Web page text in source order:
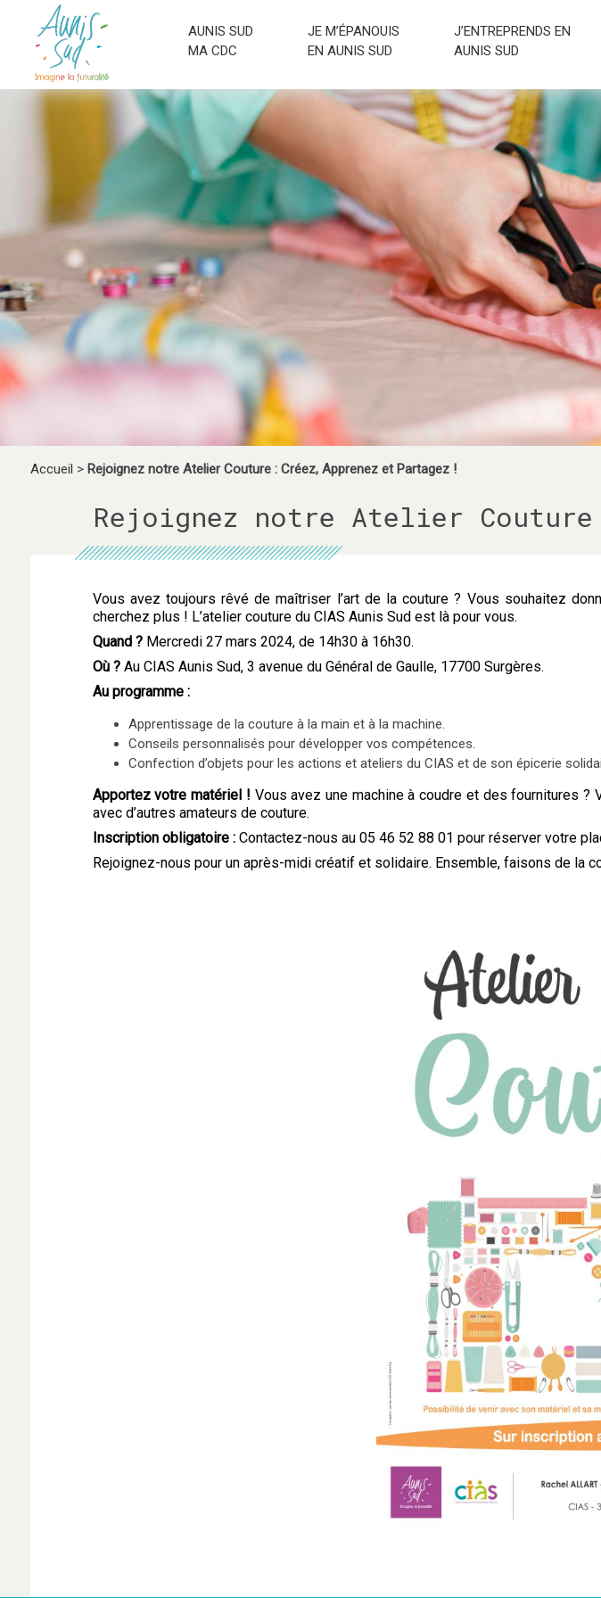
AUNIS SUD
MA CDC
JE M’ÉPANOUIS
EN AUNIS SUD
J’ENTREPRENDS EN
AUNIS SUD
Accueil > Rejoignez notre Atelier Couture : Créez, Apprenez et Partagez !
Rejoignez notre Atelier
Vous avez toujours rêvé de maîtriser l’art de la couture ? Vous souhaitez
cherchez plus ! L’atelier couture du CIAS Aunis Sud est là pour vous.
Quand ?Mercredi 27 mars 2024, de 14h30 à 16h30.
Où ?Au CIAS Aunis Sud, 3 avenue du Général de Gaulle, 17700 Surgères.
Au programme :
Apprentissage de la couture à la main et à la machine.
Conseils personnalisés pour développer vos compétences.
Confection d’objets pour les actions et ateliers du CIAS et de son épicerie
Apportez votre matériel ! Vous avez une machine à coudre et des fournitures
avec d’autres amateurs de couture.
Inscription obligatoire :Contactez-nous au 05 46 52 88 01 pour réserver votre
Rejoignez-nous pour un après-midi créatif et solidaire. Ensemble, faisons de la